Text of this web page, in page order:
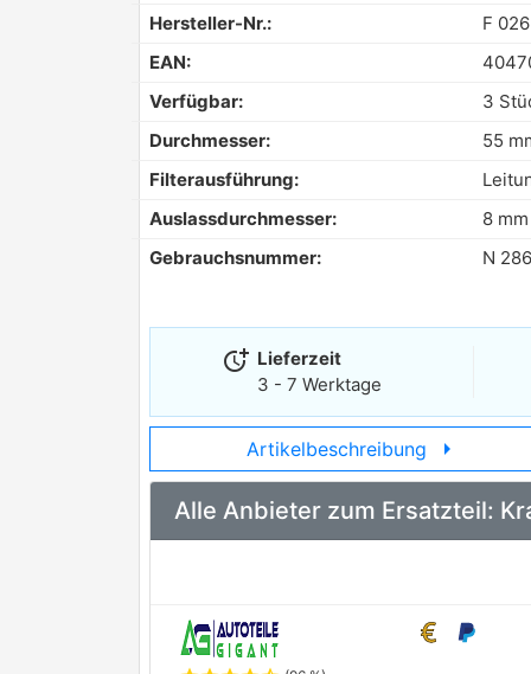
Hersteller-Nr.:
F
EAN:
Verfügbar:
3
Durchmesser:
55
Filterausführung:
Auslassdurchmesser:
8 mm
Gebrauchsnummer:
N
more_time Lieferzeit
3 - 7 Werktage
Artikelbeschreibung arrow_right
Alle Anbieter zum Ersatzteil: